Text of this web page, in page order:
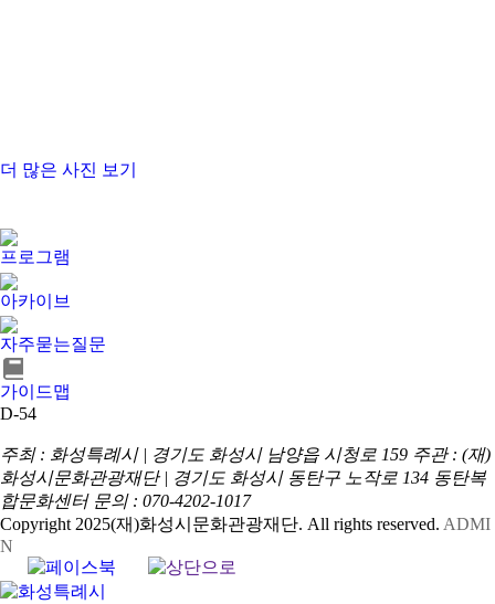
더 많은 사진 보기
프로그램
아카이브
자주묻는질문
가이드맵
D-54
주최 : 화성특례시 | 경기도 화성시 남양읍 시청로 159 주관 : (재)
화성시문화관광재단 | 경기도 화성시 동탄구 노작로 134 동탄복
합문화센터 문의 : 070-4202-1017
Copyright 2025(재)화성시문화관광재단. All rights reserved. ADMI
N